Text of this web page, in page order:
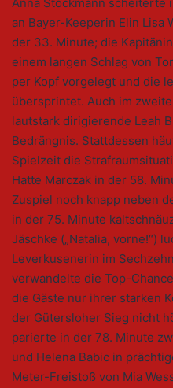
Anna Stockmann scheiterte
an Bayer-Keeperin Elin Lisa
der 33. Minute; die
einem langen Schlag von
per Kopf vorgelegt und die
übersprintet. Auch im
lautstark dirigierende Leah
Bedrängnis. Stattdessen
Spielzeit die
Hatte Marczak in der 58.
Zuspiel noch knapp neben
in der 75. Minute
Jäschke („Natalia, vorne!“)
Leverkusenerin im
verwandelte die Top-
die Gäste nur ihrer starken
der Gütersloher Sieg nicht
parierte in der 78. Minute
und Helena Babic in
Meter-Freistoß von Mia